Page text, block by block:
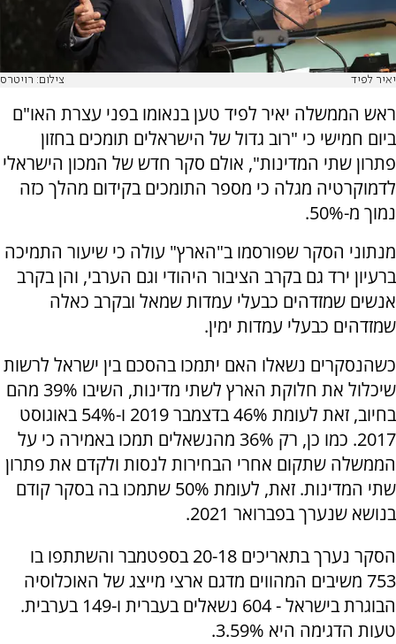
יאיר לפיד צילום: רויטרס
ראש הממשלה יאיר לפיד טען בנאומו בפני עצרת האו"ם
ביום חמישי כי "רוב גדול של הישראלים תומכים בחזון
פתרון שתי המדינות", אולם סקר חדש של המכון הישראלי
לדמוקרטיה מגלה כי מספר התומכים בקידום מהלך כזה
נמוך מ-50%.
מנתוני הסקר שפורסמו ב"הארץ" עולה כי שיעור התמיכה
ברעיון ירד גם בקרב הציבור היהודי וגם הערבי, והן בקרב
אנשים שמזדהים כבעלי עמדות שמאל ובקרב כאלה
שמזדהים כבעלי עמדות ימין.
כשהנסקרים נשאלו האם יתמכו בהסכם בין ישראל לרשות
שיכלול את חלוקת הארץ לשתי מדינות, השיבו 39% מהם
בחיוב, זאת לעומת 46% בדצמבר 2019 ו-54% באוגוסט
2017. כמו כן, רק 36% מהנשאלים תמכו באמירה כי על
הממשלה שתקום אחרי הבחירות לנסות ולקדם את פתרון
שתי המדינות. זאת, לעומת 50% שתמכו בה בסקר קודם
בנושא שנערך בפברואר 2021.
הסקר נערך בתאריכים 20-18 בספטמבר והשתתפו בו
753 משיבים המהווים מדגם ארצי מייצג של האוכלוסיה
הבוגרת בישראל - 604 נשאלים בעברית ו-149 בערבית.
טעות הדגימה היא 3.59%.